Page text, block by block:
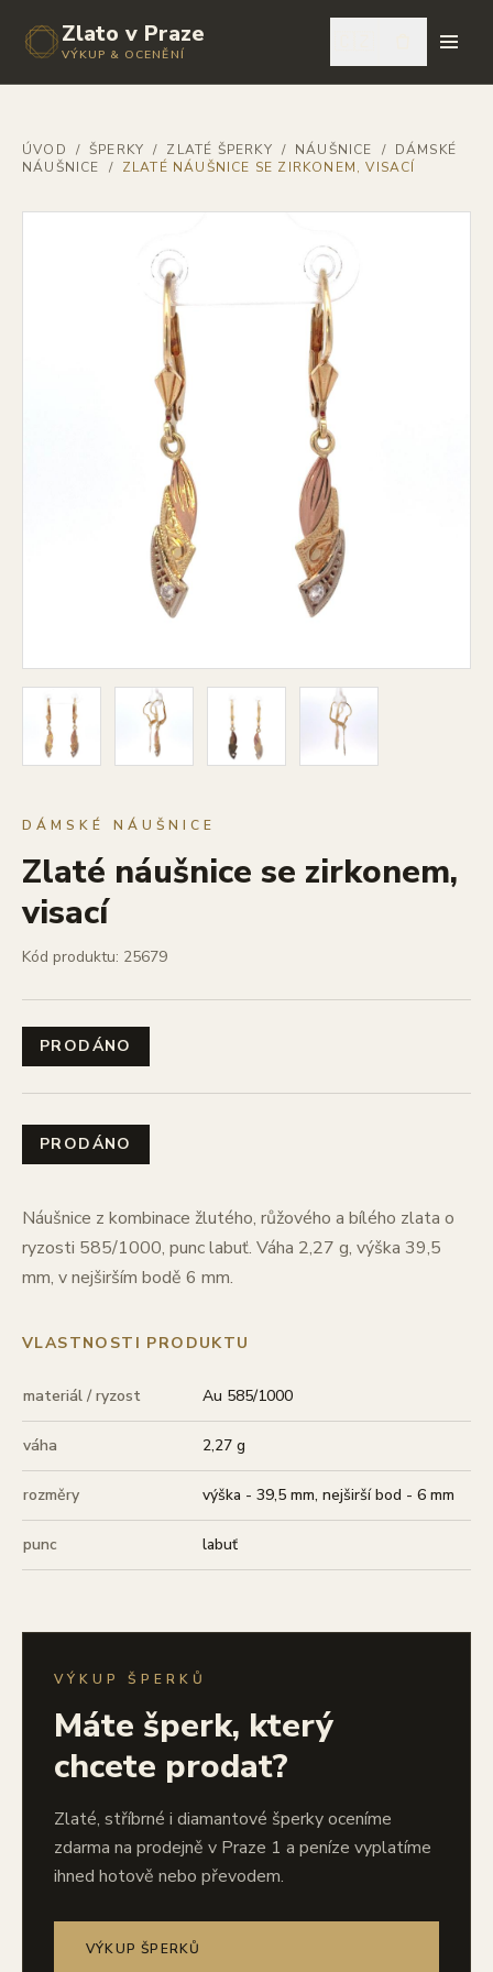
Zlato v Praze
VÝKUP & OCENĚNÍ
ÚVOD / ŠPERKY / ZLATÉ ŠPERKY / NÁUŠNICE / DÁMSKÉ
NÁUŠNICE
/ ZLATÉ NÁUŠNICE SE ZIRKONEM, VISACÍ
DÁMSKÉ NÁUŠNICE
Zlaté náušnice se zirkonem,
visací
Kód produktu: 25679
PRODÁNO
PRODÁNO
Náušnice z kombinace žlutého, růžového a bílého zlata o
ryzosti 585/1000, punc labuť. Váha 2,27 g, výška 39,5
mm, v nejširším bodě 6 mm.
VLASTNOSTI PRODUKTU
materiál / ryzost Au 585/1000
váha 2,27 g
rozměry výška - 39,5 mm, nejširší bod - 6 mm
punc labuť
VÝKUP ŠPERKŮ
Máte šperk, který
chcete prodat?
Zlaté, stříbrné i diamantové šperky oceníme
zdarma na prodejně v Praze 1 a peníze vyplatíme
ihned hotově nebo převodem.
VÝKUP ŠPERKŮ